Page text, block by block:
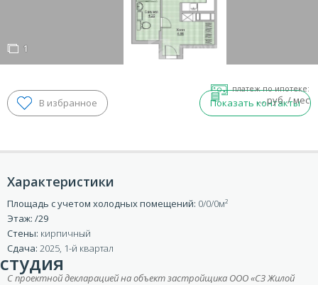
ВХОД ДЛЯ КЛИЕНТОВ
1
1
платеж по ипотеке:
…руб. / мес
Показать контакты
Характеристики
Площадь с учетом холодных помещений: 0/0/0
Этаж: /29
Стены: кирпичный
Сдача: 2025, 1-й квартал
студия
С проектной декларацией на объект застройщика ООО «СЗ Жилой